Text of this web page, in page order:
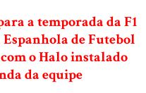
a temporada da F1
de Futebol
o Halo instalado
da equipe